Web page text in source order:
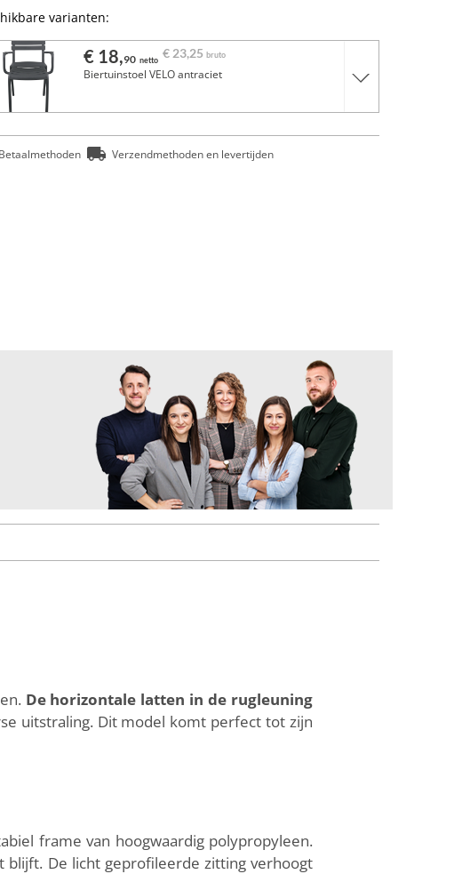
varianten:
€ 18,90 netto € 23,25 bruto
Biertuinstoel VELO antraciet
Betaalmethoden Verzendmethoden en levertijden
De horizontale latten in de rugleuning
uitstraling. Dit model komt perfect tot zijn
frame van hoogwaardig polypropyleen.
De licht geprofileerde zitting verhoogt